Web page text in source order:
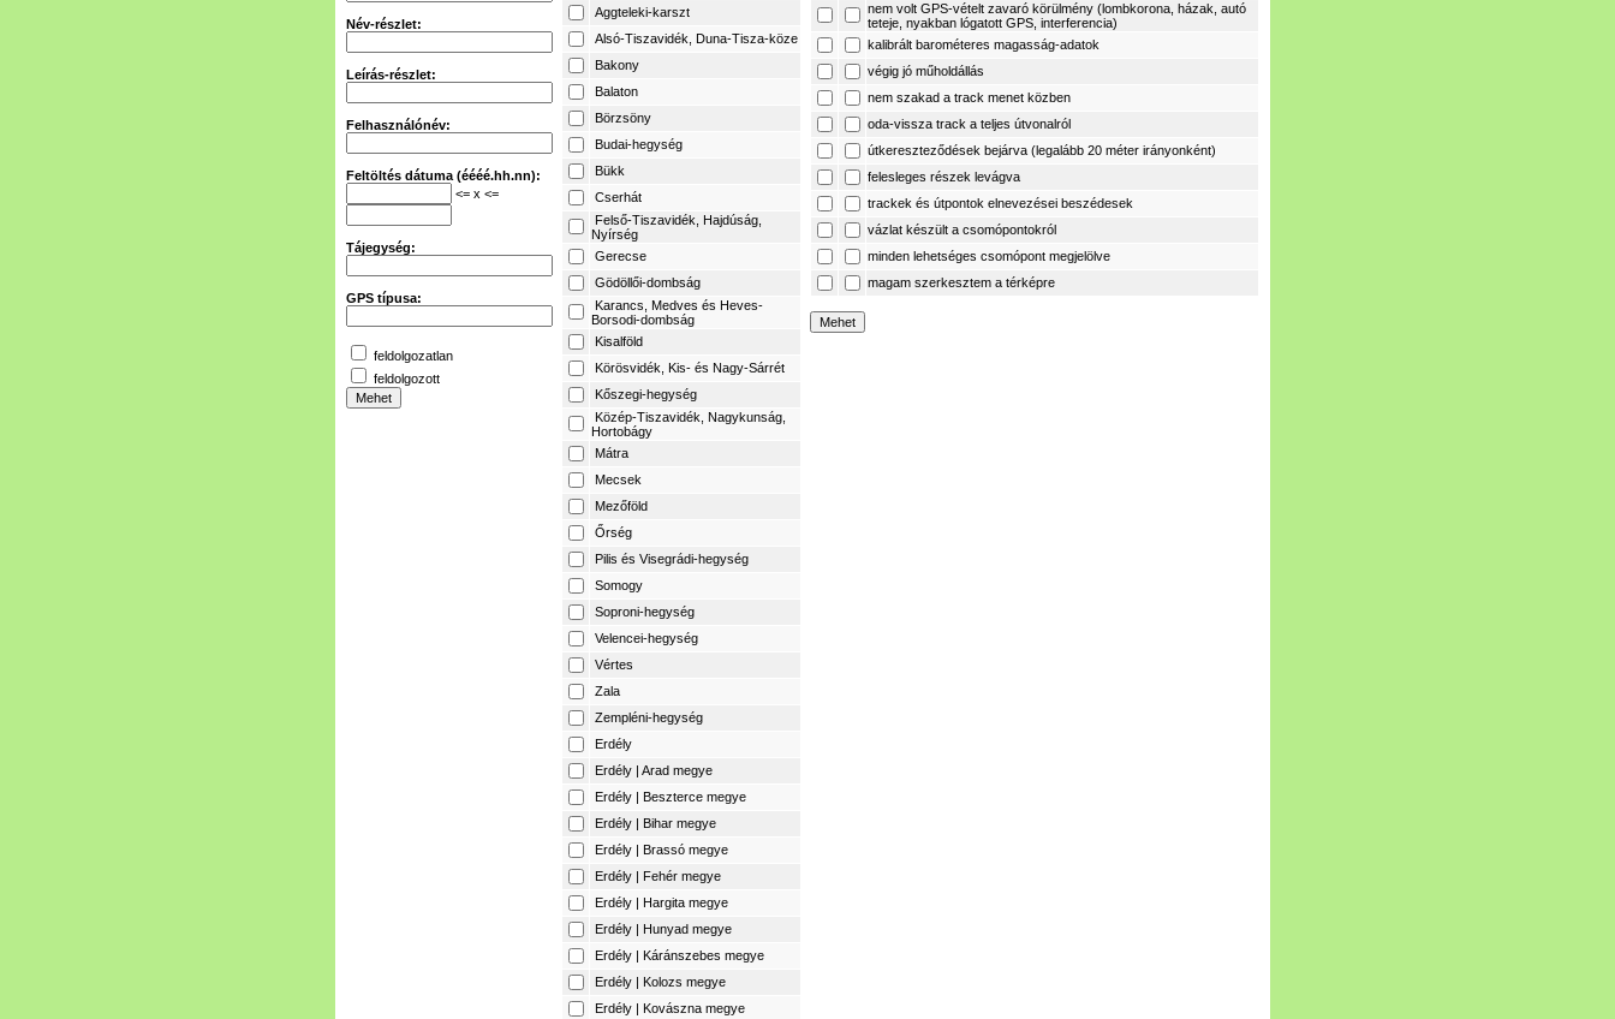
Név-részlet:
Leírás-részlet:
Felhasználónév:
Feltöltés dátuma (éééé.hh.nn):
<= x <=
Tájegység:
GPS típusa:
feldolgozatlan
feldolgozott
Aggteleki-karszt
Alsó-Tiszavidék, Duna-Tisza-köze
Bakony
Balaton
Börzsöny
Budai-hegység
Bükk
Cserhát
Felső-Tiszavidék, Hajdúság,
Nyírség
Gerecse
Gödöllői-dombság
Karancs, Medves és Heves-
Borsodi-dombság
Kisalföld
Körösvidék, Kis- és Nagy-Sárrét
Kőszegi-hegység
Közép-Tiszavidék, Nagykunság,
Hortobágy
Mátra
Mecsek
Mezőföld
Őrség
Pilis és Visegrádi-hegység
Somogy
Soproni-hegység
Velencei-hegység
Vértes
Zala
Zempléni-hegység
Erdély
Erdély | Arad megye
Erdély | Beszterce megye
Erdély | Bihar megye
Erdély | Brassó megye
Erdély | Fehér megye
Erdély | Hargita megye
Erdély | Hunyad megye
Erdély | Káránszebes megye
Erdély | Kolozs megye
Erdély | Kovászna megye
nem volt GPS-vételt zavaró körülmény (lombkorona, házak, autó
teteje, nyakban lógatott GPS, interferencia)
kalibrált barométeres magasság-adatok
végig jó műholdállás
nem szakad a track menet közben
oda-vissza track a teljes útvonalról
útkereszteződések bejárva (legalább 20 méter irányonként)
felesleges részek levágva
trackek és útpontok elnevezései beszédesek
vázlat készült a csomópontokról
minden lehetséges csomópont megjelölve
magam szerkesztem a térképre